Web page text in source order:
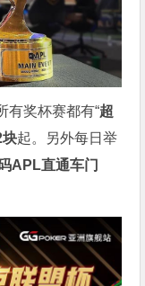
有奖杯赛都有“超
块起。另外每日举
APL直通车门